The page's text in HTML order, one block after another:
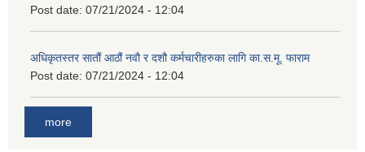
Post date: 07/21/2024 - 12:04
अधिकृतस्तर सातौं आठौं नवौ र दशौ कर्मचारीहरुका लागि का.स.मू. फाराम
Post date: 07/21/2024 - 12:04
more